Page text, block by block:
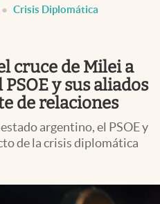
Crisis Diplomática
cruce de Milei a
y sus aliados
de relaciones
argentino, el PSOE y
de la crisis diplomática